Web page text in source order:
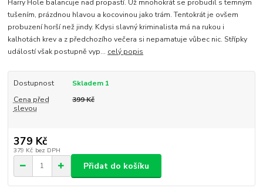
Harry Hole balancuje nad propastí. Už mnohokrát se probudil s temným
tušením, prázdnou hlavou a kocovinou jako trám. Tentokrát je ovšem
probuzení horší než jindy. Kdysi slavný kriminalista má na rukou i
kalhotách krev a z předchozího večera si nepamatuje vůbec nic. Střípky
událostí však postupně vyp... celý popis
Dostupnost
Skladem 1
Cena před
slevou
399 Kč
379 Kč
379 Kč bez DPH
Přidat do košíku